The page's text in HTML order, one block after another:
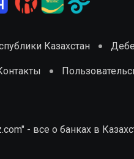
Казахстан
- все о банках в